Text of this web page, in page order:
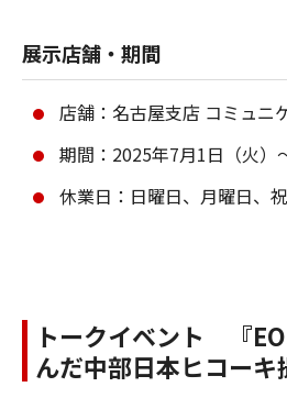
展示店舗・期間
店舗：名古屋支店 コミュニ
期間：2025年7月1日（火）
休業日：日曜日、月曜日、
トークイベント 『
んだ中部日本ヒコーキ